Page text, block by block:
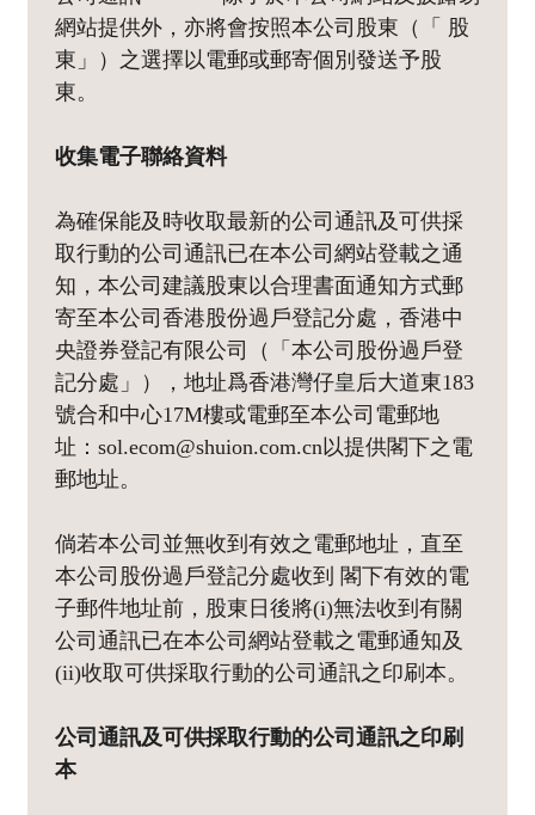
網站提供外，亦將會按照本公司股東（「 股
東」）之選擇以電郵或郵寄個別發送予股
東。
收集電子聯絡資料
為確保能及時收取最新的公司通訊及可供採
取行動的公司通訊已在本公司網站登載之通
知，本公司建議股東以合理書面通知方式郵
寄至本公司香港股份過戶登記分處，香港中
央證券登記有限公司（「本公司股份過戶登
記分處」），地址爲香港灣仔皇后大道東183
號合和中心17M樓或電郵至本公司電郵地
址：sol.ecom@shuion.com.cn以提供閣下之電
郵地址。
倘若本公司並無收到有效之電郵地址，直至
本公司股份過戶登記分處收到 閣下有效的電
子郵件地址前，股東日後將(i)無法收到有關
公司通訊已在本公司網站登載之電郵通知及
(ii)收取可供採取行動的公司通訊之印刷本。
公司通訊及可供採取行動的公司通訊之印刷
本